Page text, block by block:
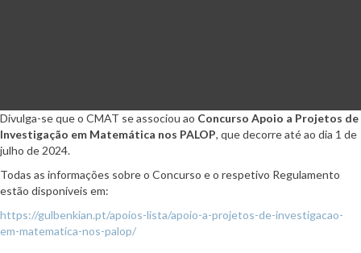
Divulga-se que o CMAT se associou ao Concurso Apoio a Projetos de
Investigação em Matemática nos PALOP, que decorre até ao dia 1 de
julho de 2024.
Todas as informações sobre o Concurso e o respetivo Regulamento
estão disponíveis em:
https://gulbenkian.pt/apoios-lista/apoio-a-projetos-de-investigacao-
em-matematica-nos-palop/